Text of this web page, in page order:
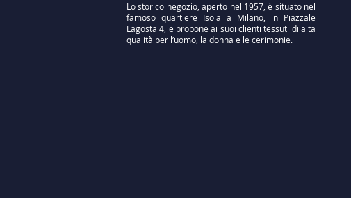
Lo storico negozio, aperto nel 1957, è situato nel
famoso quartiere Isola a Milano, in Piazzale
Lagosta 4, e propone ai suoi clienti tessuti di alta
qualità per l’uomo, la donna e le cerimonie.